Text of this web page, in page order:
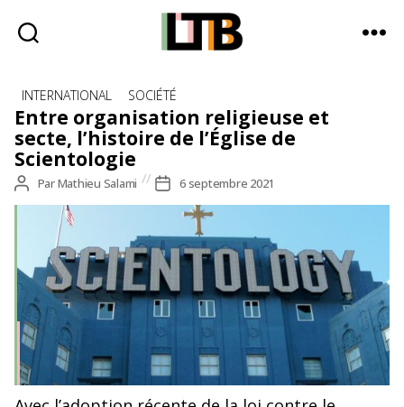
Bag
-
Média
quotidienne
Catégories
INTERNATIONAL SOCIÉTÉ
Entre organisation religieuse et
secte, l’histoire de l’Église de
Scientologie
Auteur
de
l’article
ParMathieu Salami
Date
de
l’article
6 septembre 2021